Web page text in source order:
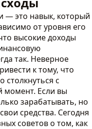
— это навык, который
от уровня его
высокие доходы
так. Неверное
к тому, что
с
момент. Если вы
зарабатывать, но
средства. Сегодня
советов о том, как